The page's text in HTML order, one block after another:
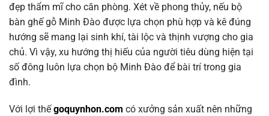
đẹp thẩm mĩ cho căn phòng. Xét về phong thủy, nếu bộ
bàn ghế gỗ Minh Đào được lựa chọn phù hợp và kê đúng
hướng sẽ mang lại sinh khí, tài lộc và thịnh vượng cho gia
chủ. Vì vậy, xu hướng thị hiếu của người tiêu dùng hiện tại
số đông luôn lựa chọn bộ Minh Đào để bài trí trong gia
đình.
Với lợi thếgoquynhon.com có xưởng sản xuất nên những